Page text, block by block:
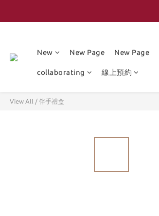
New New Page New Page
collaborating 線上預約
View All / 伴手禮盒